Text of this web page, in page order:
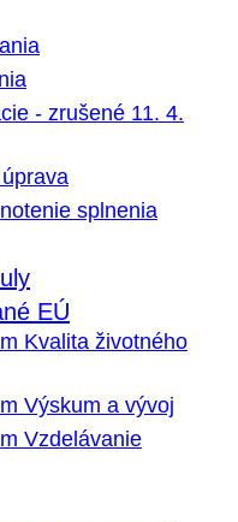
- zrušené 11. 4.
splnenia
EÚ
Kvalita životného
Výskum a vývoj
Vzdelávanie